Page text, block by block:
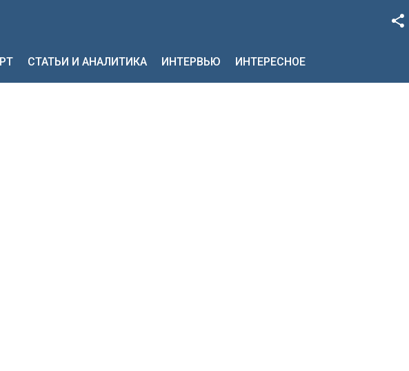
Google+
СТАТЬИ И АНАЛИТИКА ИНТЕРВЬЮ ИНТЕРЕСНОЕ